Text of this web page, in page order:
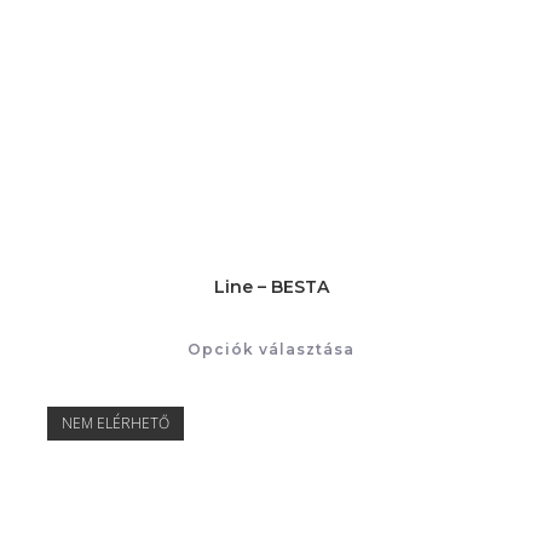
Line – BESTA
Opciók választása
NEM ELÉRHETŐ